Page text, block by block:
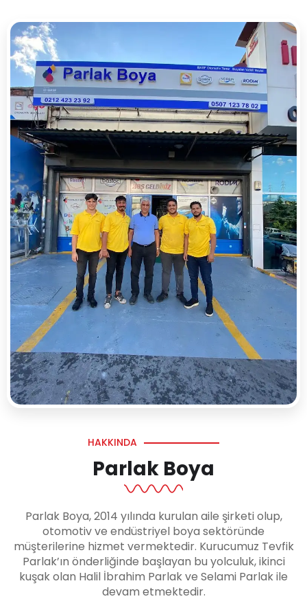
HAKKINDA
Parlak Boya
Parlak Boya, 2014 yılında kurulan aile şirketi olup,
otomotiv ve endüstriyel boya sektöründe
müşterilerine hizmet vermektedir. Kurucumuz Tevfik
Parlak’ın önderliğinde başlayan bu yolculuk, ikinci
kuşak olan Halil İbrahim Parlak ve Selami Parlak ile
devam etmektedir.